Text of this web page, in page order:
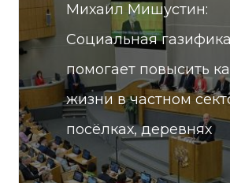
Михаил Мишустин:
Социальная
помогает повысить
жизни в частном
посёлках, деревнях